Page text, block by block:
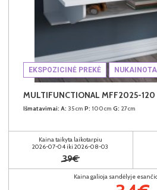
EKSPOZICINĖ PREKĖ NUKAINOTA
Išmatavimai: A: 35cm P: 100cm G: 27cm
Kaina taikyta laikotarpiu
2026-07-04 iki 2026-08-03
39€
Kaina galioja sandėlyje